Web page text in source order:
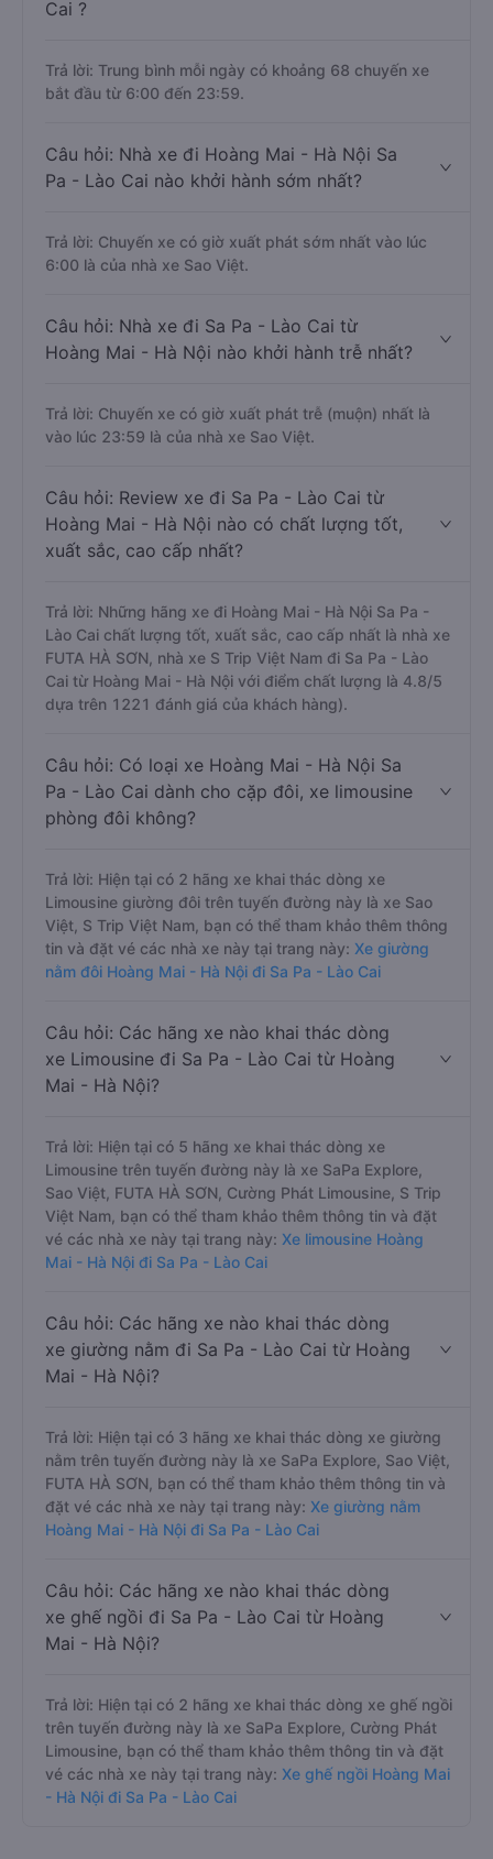
Cai ?
Trả lời: Trung bình mỗi ngày có khoảng 68 chuyến xe
bắt đầu từ 6:00 đến 23:59.
Câu hỏi: Nhà xe đi Hoàng Mai - Hà Nội Sa
Pa - Lào Cai nào khởi hành sớm nhất?
Trả lời: Chuyến xe có giờ xuất phát sớm nhất vào lúc
6:00 là của nhà xe Sao Việt.
Câu hỏi: Nhà xe đi Sa Pa - Lào Cai từ
Hoàng Mai - Hà Nội nào khởi hành trễ nhất?
Trả lời: Chuyến xe có giờ xuất phát trễ (muộn) nhất là
vào lúc 23:59 là của nhà xe Sao Việt.
Câu hỏi: Review xe đi Sa Pa - Lào Cai từ
Hoàng Mai - Hà Nội nào có chất lượng tốt,
xuất sắc, cao cấp nhất?
Trả lời: Những hãng xe đi Hoàng Mai - Hà Nội Sa Pa -
Lào Cai chất lượng tốt, xuất sắc, cao cấp nhất là nhà xe
FUTA HÀ SƠN, nhà xe S Trip Việt Nam đi Sa Pa - Lào
Cai từ Hoàng Mai - Hà Nội với điểm chất lượng là 4.8/5
dựa trên 1221 đánh giá của khách hàng).
Câu hỏi: Có loại xe Hoàng Mai - Hà Nội Sa
Pa - Lào Cai dành cho cặp đôi, xe limousine
phòng đôi không?
Trả lời: Hiện tại có 2 hãng xe khai thác dòng xe
Limousine giường đôi trên tuyến đường này là xe Sao
Việt, S Trip Việt Nam, bạn có thể tham khảo thêm thông
tin và đặt vé các nhà xe này tại trang này: Xe giường
nằm đôi Hoàng Mai - Hà Nội đi Sa Pa - Lào Cai
Câu hỏi: Các hãng xe nào khai thác dòng
xe Limousine đi Sa Pa - Lào Cai từ Hoàng
Mai - Hà Nội?
Trả lời: Hiện tại có 5 hãng xe khai thác dòng xe
Limousine trên tuyến đường này là xe SaPa Explore,
Sao Việt, FUTA HÀ SƠN, Cường Phát Limousine, S Trip
Việt Nam, bạn có thể tham khảo thêm thông tin và đặt
vé các nhà xe này tại trang này: Xe limousine Hoàng
Mai - Hà Nội đi Sa Pa - Lào Cai
Câu hỏi: Các hãng xe nào khai thác dòng
xe giường nằm đi Sa Pa - Lào Cai từ Hoàng
Mai - Hà Nội?
Trả lời: Hiện tại có 3 hãng xe khai thác dòng xe giường
nằm trên tuyến đường này là xe SaPa Explore, Sao Việt,
FUTA HÀ SƠN, bạn có thể tham khảo thêm thông tin và
đặt vé các nhà xe này tại trang này: Xe giường nằm
Hoàng Mai - Hà Nội đi Sa Pa - Lào Cai
Câu hỏi: Các hãng xe nào khai thác dòng
xe ghế ngồi đi Sa Pa - Lào Cai từ Hoàng
Mai - Hà Nội?
Trả lời: Hiện tại có 2 hãng xe khai thác dòng xe ghế ngồi
trên tuyến đường này là xe SaPa Explore, Cường Phát
Limousine, bạn có thể tham khảo thêm thông tin và đặt
vé các nhà xe này tại trang này: Xe ghế ngồi Hoàng Mai
- Hà Nội đi Sa Pa - Lào Cai